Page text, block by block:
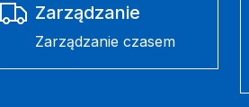
Zarządzanie
Zarządzanie czasem